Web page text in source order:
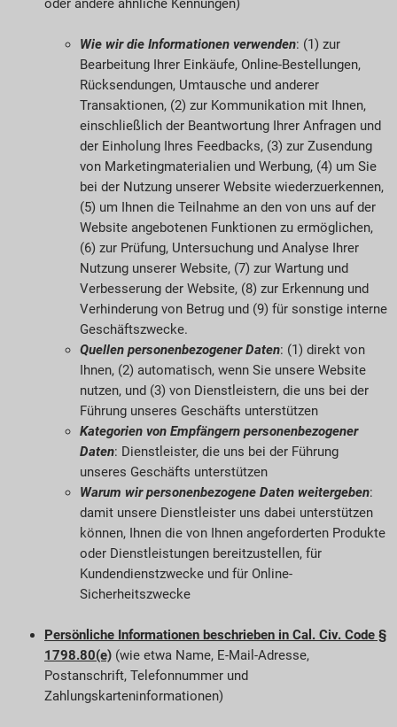
oder andere ähnliche Kennungen)
Wie wir die Informationen verwenden: (1) zur
Bearbeitung Ihrer Einkäufe, Online-Bestellungen,
Rücksendungen, Umtausche und anderer
Transaktionen, (2) zur Kommunikation mit Ihnen,
einschließlich der Beantwortung Ihrer Anfragen und
der Einholung Ihres Feedbacks, (3) zur Zusendung
von Marketingmaterialien und Werbung, (4) um Sie
bei der Nutzung unserer Website wiederzuerkennen,
(5) um Ihnen die Teilnahme an den von uns auf der
Website angebotenen Funktionen zu ermöglichen,
(6) zur Prüfung, Untersuchung und Analyse Ihrer
Nutzung unserer Website, (7) zur Wartung und
Verbesserung der Website, (8) zur Erkennung und
Verhinderung von Betrug und (9) für sonstige interne
Geschäftszwecke.
Quellen personenbezogener Daten: (1) direkt von
Ihnen, (2) automatisch, wenn Sie unsere Website
nutzen, und (3) von Dienstleistern, die uns bei der
Führung unseres Geschäfts unterstützen
Kategorien von Empfängern personenbezogener
Daten: Dienstleister, die uns bei der Führung
unseres Geschäfts unterstützen
Warum wir personenbezogene Daten weitergeben:
damit unsere Dienstleister uns dabei unterstützen
können, Ihnen die von Ihnen angeforderten Produkte
oder Dienstleistungen bereitzustellen, für
Kundendienstzwecke und für Online-
Sicherheitszwecke
Persönliche Informationen beschrieben in Cal. Civ. Code §
1798.80(e) (wie etwa Name, E-Mail-Adresse,
Postanschrift, Telefonnummer und
Zahlungskarteninformationen)